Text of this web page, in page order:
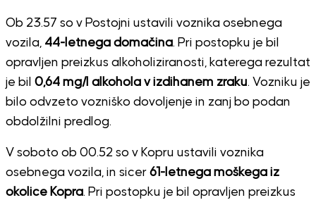
Ob 23.57 so v Postojni ustavili voznika osebnega
vozila, 44-letnega domačina. Pri postopku je bil
opravljen preizkus alkoholiziranosti, katerega rezultat
je bil 0,64 mg/l alkohola v izdihanem zraku. Vozniku je
bilo odvzeto vozniško dovoljenje in zanj bo podan
obdolžilni predlog.
V soboto ob 00.52 so v Kopru ustavili voznika
osebnega vozila, in sicer 61-letnega moškega iz
okolice Kopra. Pri postopku je bil opravljen preizkus